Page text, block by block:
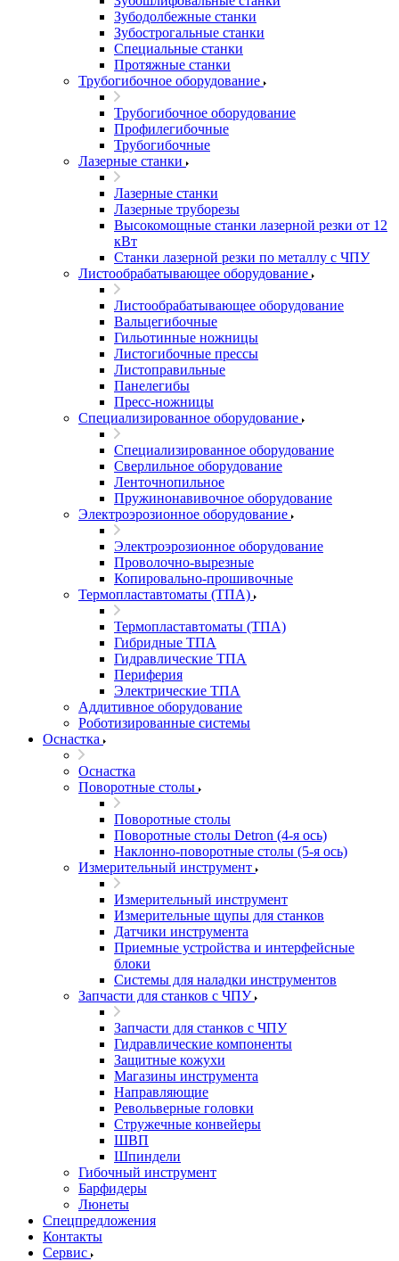
Зубодолбежные станки
Зубострогальные станки
Специальные станки
Протяжные станки
Трубогибочное оборудование
Трубогибочное оборудование
Профилегибочные
Трубогибочные
Лазерные станки
Лазерные станки
Лазерные труборезы
Высокомощные станки лазерной резки от 12
кВт
Станки лазерной резки по металлу с ЧПУ
Листообрабатывающее оборудование
Листообрабатывающее оборудование
Вальцегибочные
Гильотинные ножницы
Листогибочные прессы
Листоправильные
Панелегибы
Пресс-ножницы
Специализированное оборудование
Специализированное оборудование
Сверлильное оборудование
Ленточнопильное
Пружинонавивочное оборудование
Электроэрозионное оборудование
Электроэрозионное оборудование
Проволочно-вырезные
Копировально-прошивочные
Термопластавтоматы (ТПА)
Термопластавтоматы (ТПА)
Гибридные ТПА
Гидравлические ТПА
Периферия
Электрические ТПА
Аддитивное оборудование
Роботизированные системы
Оснастка
Оснастка
Поворотные столы
Поворотные столы
Поворотные столы Detron (4-я ось)
Наклонно-поворотные столы (5-я ось)
Измерительный инструмент
Измерительный инструмент
Измерительные щупы для станков
Датчики инструмента
Приемные устройства и интерфейсные
блоки
Системы для наладки инструментов
Запчасти для станков с ЧПУ
Запчасти для станков с ЧПУ
Гидравлические компоненты
Защитные кожухи
Магазины инструмента
Направляющие
Револьверные головки
Стружечные конвейеры
ШВП
Шпиндели
Гибочный инструмент
Барфидеры
Люнеты
Спецпредложения
Контакты
Сервис